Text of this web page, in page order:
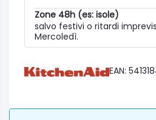
Zone 48h (es: isole)
salvo festivi o ritardi
Mercoledì.
EAN: